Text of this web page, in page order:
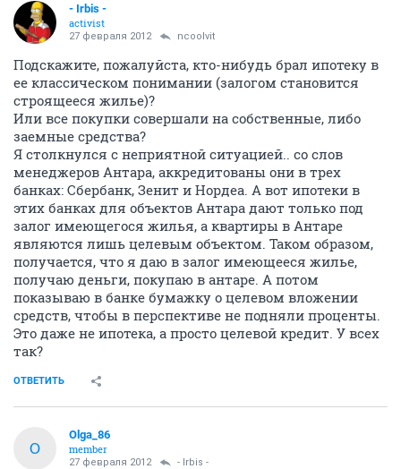
- Irbis -
activist
27 февраля 2012 ncoolvit
Подскажите, пожалуйста, кто-нибудь брал ипотеку в
ее классическом понимании (залогом становится
строящееся жилье)?
Или все покупки совершали на собственные, либо
заемные средства?
Я столкнулся с неприятной ситуацией.. со слов
менеджеров Антара, аккредитованы они в трех
банках: Сбербанк, Зенит и Нордеа. А вот ипотеки в
этих банках для объектов Антара дают только под
залог имеющегося жилья, а квартиры в Антаре
являются лишь целевым объектом. Таком образом,
получается, что я даю в залог имеющееся жилье,
получаю деньги, покупаю в антаре. А потом
показываю в банке бумажку о целевом вложении
средств, чтобы в перспективе не подняли проценты.
Это даже не ипотека, а просто целевой кредит. У всех
так?
ОТВЕТИТЬ
O
Olga_86
member
27 февраля 2012 - Irbis -